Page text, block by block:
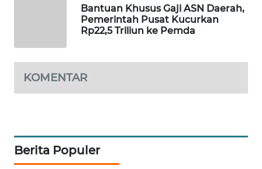
Bantuan Khusus Gaji ASN Daerah,
Pemerintah Pusat Kucurkan
Rp22,5 Triliun ke Pemda
KOMENTAR
Berita Populer
JURNAL
MARITIM
HUMBANG
GARONGGANG
NEWS